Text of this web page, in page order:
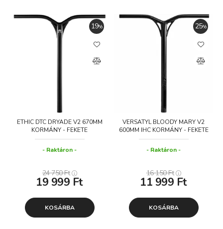
19
ETHIC DTC DRYADE V2 670MM
KORMÁNY - FEKETE
Raktáron
24 750Ft
19 999 Ft
KOSÁRBA
25
VERSATYL BLOODY MARY V2
600MM IHC KORMÁNY - FEKETE
Raktáron
16 150Ft
11 999 Ft
KOSÁRBA